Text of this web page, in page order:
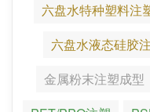
六盘水特种塑料注
六盘水液态硅胶
金属粉末注塑成型